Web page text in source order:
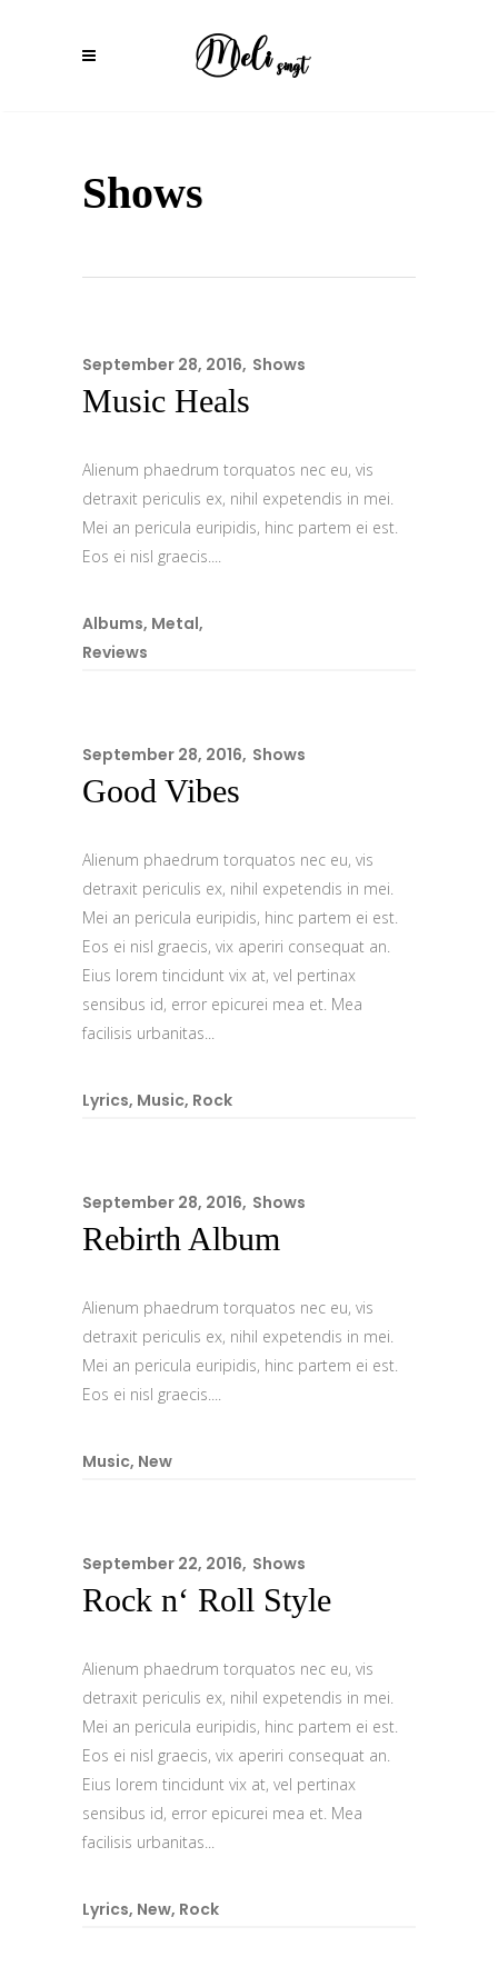
Shows
September 28, 2016 Shows
Music Heals
Alienum phaedrum torquatos nec eu, vis
detraxit periculis ex, nihil expetendis in mei.
Mei an pericula euripidis, hinc partem ei est.
Eos ei nisl graecis....
Albums, Metal,
Reviews
September 28, 2016 Shows
Good Vibes
Alienum phaedrum torquatos nec eu, vis
detraxit periculis ex, nihil expetendis in mei.
Mei an pericula euripidis, hinc partem ei est.
Eos ei nisl graecis, vix aperiri consequat an.
Eius lorem tincidunt vix at, vel pertinax
sensibus id, error epicurei mea et. Mea
facilisis urbanitas...
Lyrics, Music, Rock
September 28, 2016 Shows
Rebirth Album
Alienum phaedrum torquatos nec eu, vis
detraxit periculis ex, nihil expetendis in mei.
Mei an pericula euripidis, hinc partem ei est.
Eos ei nisl graecis....
Music, New
September 22, 2016 Shows
Rock n‘ Roll Style
Alienum phaedrum torquatos nec eu, vis
detraxit periculis ex, nihil expetendis in mei.
Mei an pericula euripidis, hinc partem ei est.
Eos ei nisl graecis, vix aperiri consequat an.
Eius lorem tincidunt vix at, vel pertinax
sensibus id, error epicurei mea et. Mea
facilisis urbanitas...
Lyrics, New, Rock